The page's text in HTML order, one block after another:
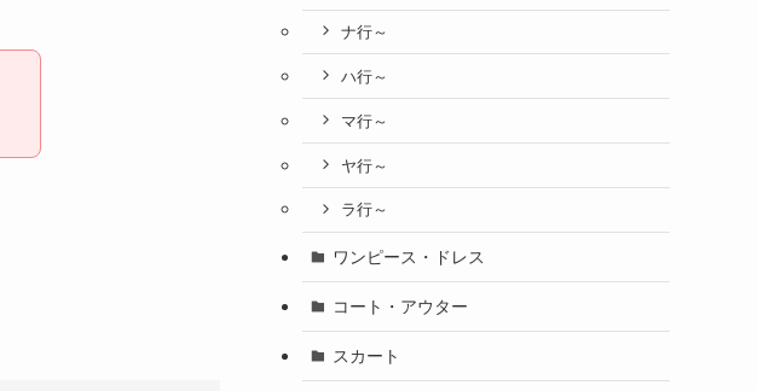
ナ行～
ハ行～
マ行～
ヤ行～
ラ行～
ワンピース・ドレス
コート・アウター
スカート